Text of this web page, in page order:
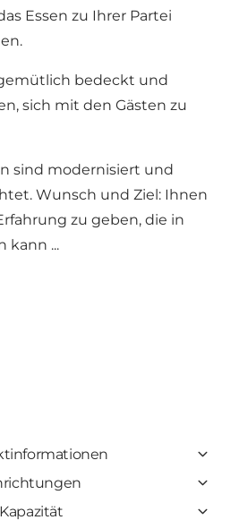
Essen zu Ihrer Partei
bedeckt und
sich mit den Gästen zu
sind modernisiert und
Wunsch und Ziel: Ihnen
zu geben, die in
kann ...
Kapazität